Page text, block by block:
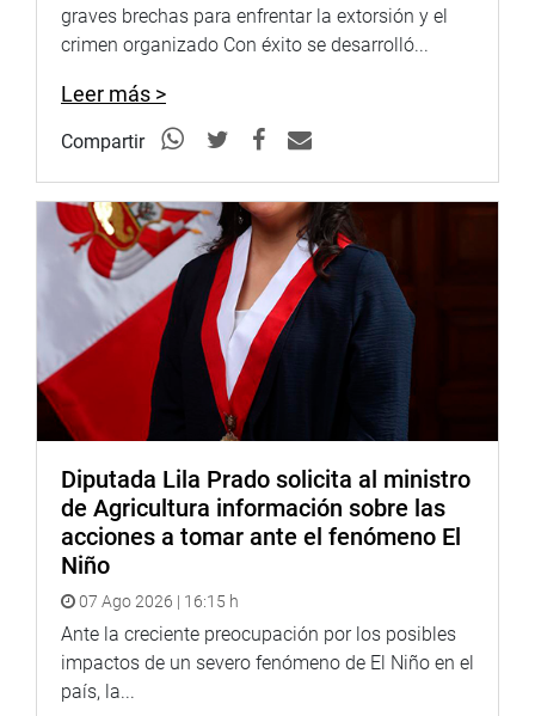
graves brechas para enfrentar la extorsión y el
crimen organizado Con éxito se desarrolló...
Leer más >
Compartir
Diputada Lila Prado solicita al ministro
de Agricultura información sobre las
acciones a tomar ante el fenómeno El
Niño
07 Ago 2026 | 16:15 h
Ante la creciente preocupación por los posibles
impactos de un severo fenómeno de El Niño en el
país, la...